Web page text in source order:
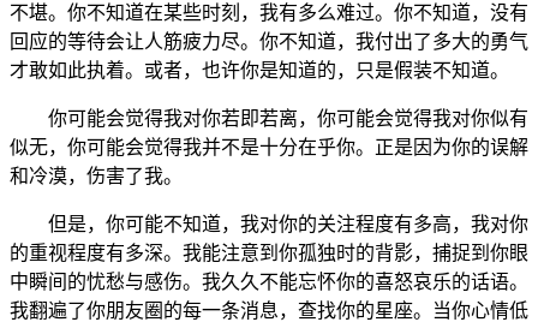
不堪。你不知道在某些时刻，我有多么难过。你不知道，没有
回应的等待会让人筋疲力尽。你不知道，我付出了多大的勇气
才敢如此执着。或者，也许你是知道的，只是假装不知道。
你可能会觉得我对你若即若离，你可能会觉得我对你似有
似无，你可能会觉得我并不是十分在乎你。正是因为你的误解
和冷漠，伤害了我。
但是，你可能不知道，我对你的关注程度有多高，我对你
的重视程度有多深。我能注意到你孤独时的背影，捕捉到你眼
中瞬间的忧愁与感伤。我久久不能忘怀你的喜怒哀乐的话语。
我翻遍了你朋友圈的每一条消息，查找你的星座。当你心情低